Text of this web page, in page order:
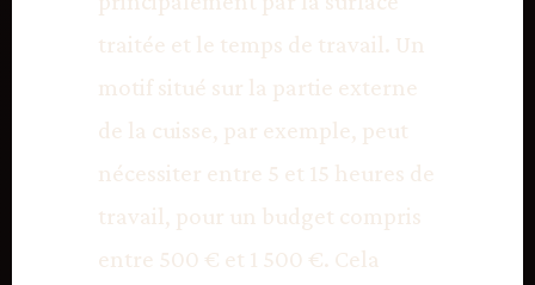
traitée et le temps de travail. Un
motif situé sur la partie externe
de la cuisse, par exemple, peut
nécessiter entre 5 et 15 heures de
travail, pour un budget compris
entre 500 € et 1 500 €. Cela